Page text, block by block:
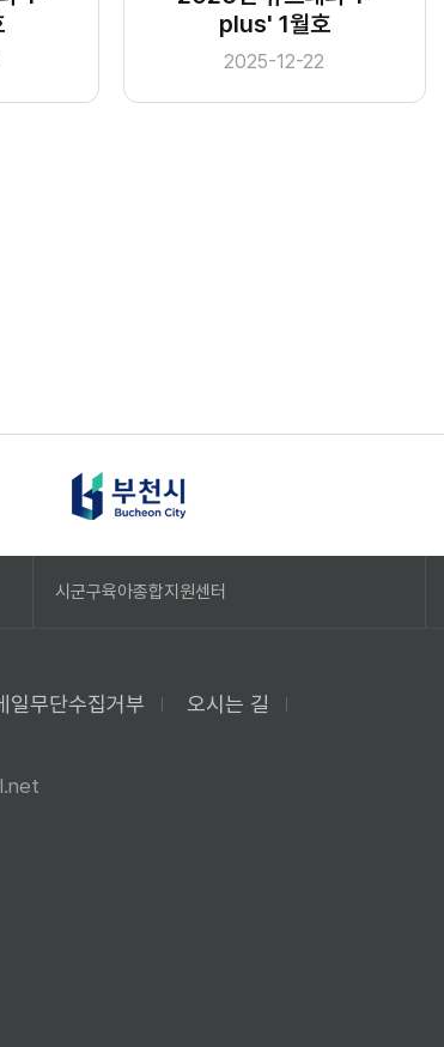
plus' 1월호
2025-12-22
시군구육아종합지원센터
일무단수집거부 오시는 길